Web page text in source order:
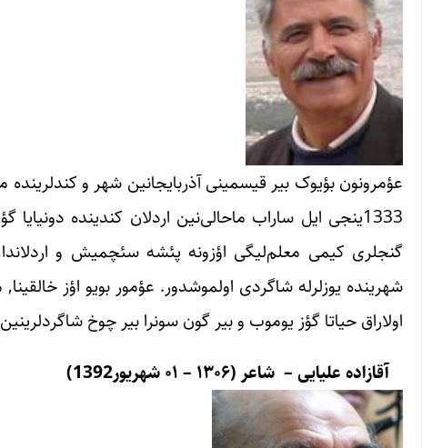
عؤمرونون بؤیوک بیر قیسمینی آذربایجانین شهر و
1333ینجی ایل ساراب ماحالی‌نین اردلان کندینده
گنجلری کیمی معلم‌لیگی اؤزونه پئشه سئچمیش و اردلاندا,
اولاراق حیاتا گؤز یوموب و بیر گون سونرا بیر چوخ
آقازاده علیایی – شاعر (۱۳۰۶ – ۰۱ شهریور
1392)